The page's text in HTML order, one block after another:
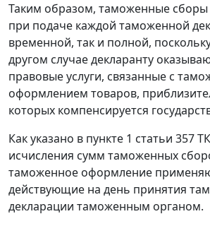
Таким образом, таможенные сборы
при подаче каждой таможенной
временной, так и полной,
другом случае декларанту
правовые услуги, связанные с
оформлением товаров,
которых компенсируется
Как указано в пункте 1 статьи 357
исчисления сумм таможенных
таможенное оформление
действующие на день принятия
декларации таможенным органом.